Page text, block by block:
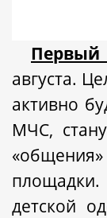
Первый
августа.
активно
МЧС,
детской